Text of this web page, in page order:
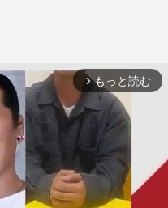
arrow_forward_ios もっと読む